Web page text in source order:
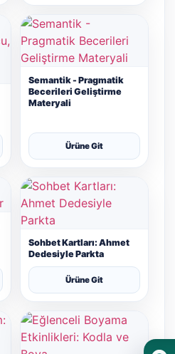
Semantik - Pragmatik
Becerileri Geliştirme
Materyali
Ürüne Git
Sohbet Kartları: Ahmet
Dedesiyle Parkta
Ürüne Git